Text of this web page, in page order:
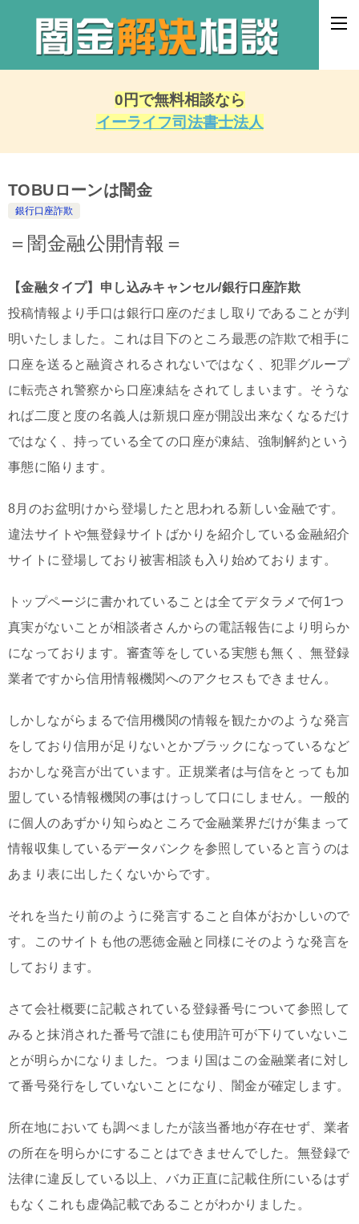
0円で無料相談なら
イーライフ司法書士法人
TOBUローンは闇金
銀行口座詐欺
＝闇金融公開情報＝
【金融タイプ】申し込みキャンセル/銀行口座詐欺
投稿情報より手口は銀行口座のだまし取りであることが判
明いたしました。これは目下のところ最悪の詐欺で相手に
口座を送ると融資されるされないではなく、犯罪グループ
に転売され警察から口座凍結をされてしまいます。そうな
れば二度と度の名義人は新規口座が開設出来なくなるだけ
ではなく、持っている全ての口座が凍結、強制解約という
事態に陥ります。
8月のお盆明けから登場したと思われる新しい金融です。
違法サイトや無登録サイトばかりを紹介している金融紹介
サイトに登場しており被害相談も入り始めております。
トップページに書かれていることは全てデタラメで何1つ
真実がないことが相談者さんからの電話報告により明らか
になっております。審査等をしている実態も無く、無登録
業者ですから信用情報機関へのアクセスもできません。
しかしながらまるで信用機関の情報を観たかのような発言
をしており信用が足りないとかブラックになっているなど
おかしな発言が出ています。正規業者は与信をとっても加
盟している情報機関の事はけっして口にしません。一般的
に個人のあずかり知らぬところで金融業界だけが集まって
情報収集しているデータバンクを参照していると言うのは
あまり表に出したくないからです。
それを当たり前のように発言すること自体がおかしいので
す。このサイトも他の悪徳金融と同様にそのような発言を
しております。
さて会社概要に記載されている登録番号について参照して
みると抹消された番号で誰にも使用許可が下りていないこ
とが明らかになりました。つまり国はこの金融業者に対し
て番号発行をしていないことになり、闇金が確定します。
所在地においても調べましたが該当番地が存在せず、業者
の所在を明らかにすることはできませんでした。無登録で
法律に違反している以上、バカ正直に記載住所にいるはず
もなくこれも虚偽記載であることがわかりました。